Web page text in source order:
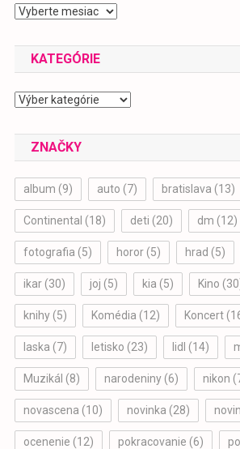
2019-
KATEGÓRIE
Kategórie
ZNAČKY
album (9) auto (7) bratislava (13)
Continental (18) deti (20) dm (12)
fotografia (5) horor(5) hrad (5)
ikar(30) joj (5) kia (5) Kino
knihy(5) Komédia (12) Koncert
laska (7) letisko (23) lidl (14)
Muzikál (8) narodeniny(6) nikon
novascena (10) novinka (28)
ocenenie (12) pokracovanie (6)